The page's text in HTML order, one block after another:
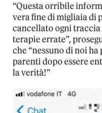
“Questa orribile
vera fine di migliaia di
cancellato ogni
terapie errate”,
che “nessuno di noi
parenti dopo essere
la verità!”